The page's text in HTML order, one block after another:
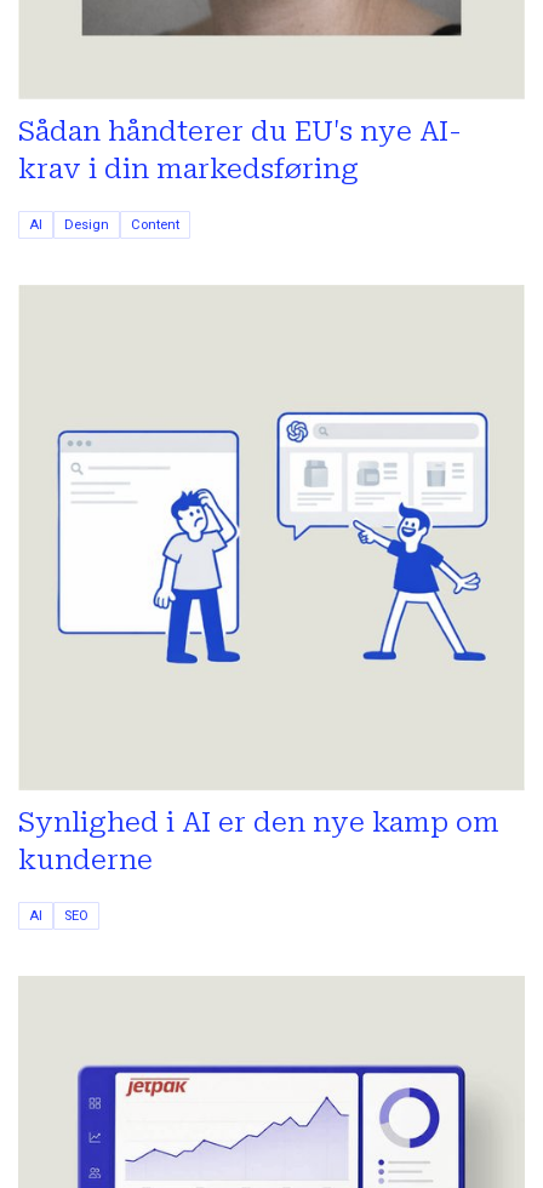
Sådan håndterer du EU's nye AI-
krav i din markedsføring
AI Design Content
Synlighed i AI er den nye kamp om
kunderne
AI SEO